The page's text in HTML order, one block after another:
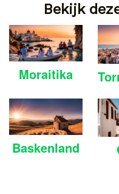
Bekijk
Moraitika
Baskenland